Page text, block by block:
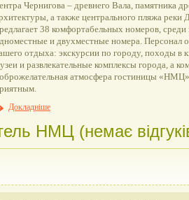
Чернигова – древнего Вала, памятника
а также центрального пляжа реки
38 комфортабельных номеров,
и двухместные номера. Персонал
отдыха: экскурсии по городу, походы в
и развлекательные комплексы города, а
атмосфера гостиницы
Докладніше
НМЦ (немає